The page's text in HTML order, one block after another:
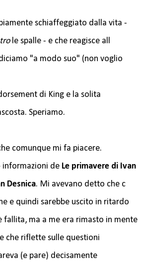
schiaffeggiato dalla vita -
le spalle - e che reagisce all
"a modo suo" (non voglio
di King e la solita
Speriamo.
comunque mi fa piacere.
informazioni de Le primavere di Ivan
Desnica. Mi avevano detto che c
e quindi sarebbe uscito in ritardo
fallita, ma a me era rimasto in mente
che riflette sulle questioni
(e pare) decisamente